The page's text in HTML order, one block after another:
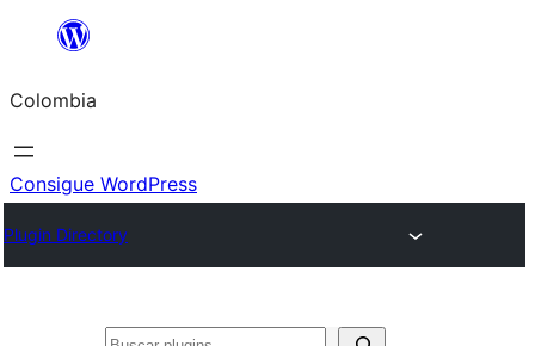
Saltar
contenido
Colombia
Consigue WordPress
Plugin Directory